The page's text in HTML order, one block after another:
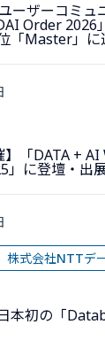
ーザーコミュ
Order 2026
「Master」に
】「DATA +
」に登壇・出
株式会社NTTデ
本初の「
ウィンドウで